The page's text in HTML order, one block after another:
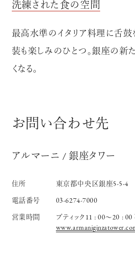
洗練された食の空間
最高水準のイタリア料理に舌鼓
装も楽しみのひとつ。銀座の新
くなる。
お問い合わせ先
アルマーニ / 銀座タワー
住所 東京都中央区銀座5-5-4
電話番号 03-6274-7000
営業時間
ブティック11 : 00〜20 :